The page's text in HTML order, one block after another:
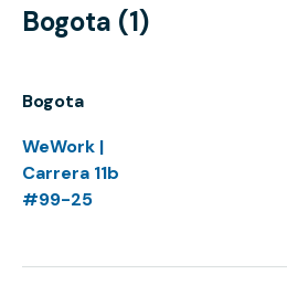
Bogota (1)
Bogota
WeWork |
Carrera 11b
#99-25